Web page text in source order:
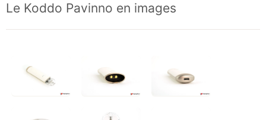
Le Koddo Pavinno en images